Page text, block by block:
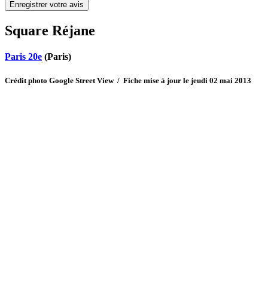
Square Réjane
Paris 20e (Paris)
Crédit photo Google Street View / Fiche mise à jour le jeudi 02 mai 2013